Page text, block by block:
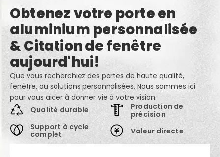
Obtenez votre porte en
aluminium personnalisée
& Citation de fenêtre
aujourd'hui!
Que vous recherchiez des portes de haute qualité,
fenêtre, ou solutions personnalisées, Nous sommes ici
pour vous aider à donner vie à votre vision.
Qualité durable
Support à cycle
complet
Production de
précision
Valeur directe